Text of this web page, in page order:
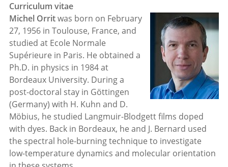
Curriculum vitae
Michel Orritwas born on February
27, 1956 in Toulouse, France, and
studied at Ecole Normale
Supérieure in Paris. He obtained a
Ph.D. in physics in 1984 at
Bordeaux University. During a
post-doctoral stay in Göttingen
(Germany) with H. Kuhn and D.
Möbius, he studied Langmuir-Blodgett films doped
with dyes. Back in Bordeaux, he and J. Bernard used
the spectral hole-burning technique to investigate
low-temperature dynamics and molecular orientation